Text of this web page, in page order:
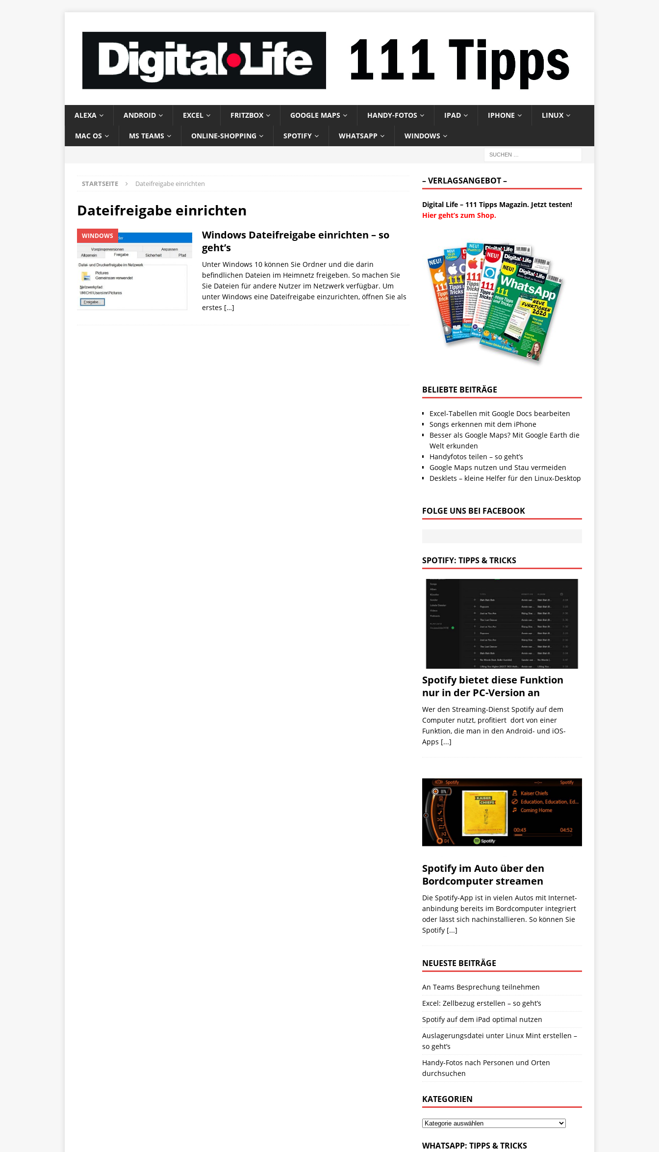
ALEXA ANDROID EXCEL FRITZBOX GOOGLE MAPS HANDY-FOTOS IPAD IPHONE LINUX
MAC OS MS TEAMS ONLINE-SHOPPING SPOTIFY WHATSAPP WINDOWS
STARTSEITE Dateifreigabe einrichten
Dateifreigabe einrichten
WINDOWS
Windows Dateifreigabe einrichten – so
geht’s
Unter Windows 10 können Sie Ordner und die darin
befindlichen Dateien im Heimnetz freigeben. So machen Sie
Sie Dateien für andere Nutzer im Netzwerk verfügbar. Um
unter Windows eine Dateifreigabe einzurichten, öffnen Sie als
erstes […]
– VERLAGSANGEBOT –
Digital Life – 111 Tipps Magazin. Jetzt testen!
Hier geht’s zum Shop.
BELIEBTE BEITRÄGE
Excel-Tabellen mit Google Docs bearbeiten
Songs erkennen mit dem iPhone
Besser als Google Maps? Mit Google Earth die
Welt erkunden
Handyfotos teilen – so geht’s
Google Maps nutzen und Stau vermeiden
Desklets – kleine Helfer für den Linux-Desktop
FOLGE UNS BEI FACEBOOK
SPOTIFY: TIPPS & TRICKS
Spotify bietet diese Funktion
nur in der PC-Version an
Wer den Streaming-Dienst Spotify auf dem
Computer nutzt, profitiert dort von einer
Funktion, die man in den Android- und iOS-
Apps [...]
Spotify im Auto über den
Bordcomputer streamen
Die Spotify-App ist in vielen Autos mit Internet­
anbindung bereits im Bordcomputer integriert
oder lässt sich nachinstallieren. So können Sie
Spotify [...]
NEUESTE BEITRÄGE
An Teams Besprechung teilnehmen
Excel: Zellbezug erstellen – so geht’s
Spotify auf dem iPad optimal nutzen
Auslagerungsdatei unter Linux Mint erstellen –
so geht’s
Handy-Fotos nach Personen und Orten
durchsuchen
KATEGORIEN
WHATSAPP: TIPPS & TRICKS